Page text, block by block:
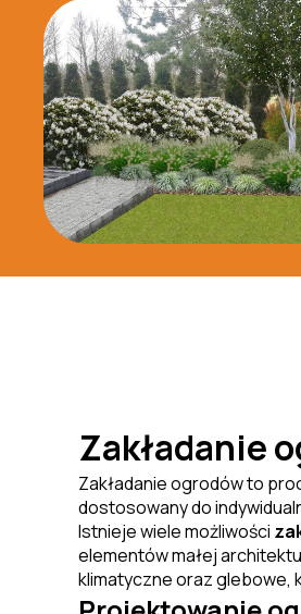
Zakładanie
Zakładanie ogrodów to
dostosowany do
Istnieje wiele możliwości
elementów małej
klimatyczne oraz glebowe,